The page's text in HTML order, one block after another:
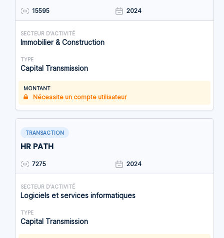
15595 2024
SECTEUR D'ACTIVITÉ
Immobilier & Construction
TYPE
Capital Transmission
MONTANT
Nécessite un compte utilisateur
TRANSACTION
HR PATH
7275 2024
SECTEUR D'ACTIVITÉ
Logiciels et services informatiques
TYPE
Capital Transmission